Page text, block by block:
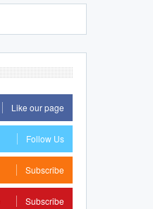
Like our page
Follow Us
Subscribe
Subscribe